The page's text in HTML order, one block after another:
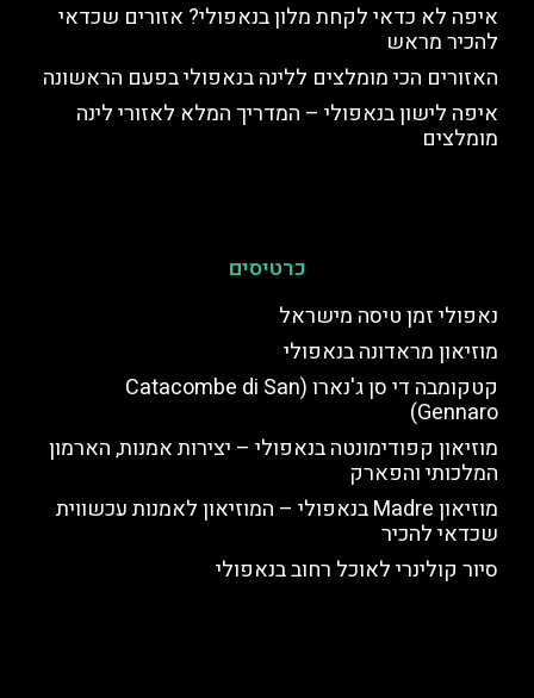
איפה לא כדאי לקחת מלון בנאפולי? אזורים שכדאי
להכיר מראש
האזורים הכי מומלצים ללינה בנאפולי בפעם הראשונה
איפה לישון בנאפולי – המדריך המלא לאזורי לינה
מומלצים
כרטיסים
נאפולי זמן טיסה מישראל
מוזיאון מראדונה בנאפולי
קטקומבה די סן ג'נארו (Catacombe di San
Gennaro)
מוזיאון קפודימונטה בנאפולי – יצירות אמנות, הארמון
המלכותי והפארק
מוזיאון Madre בנאפולי – המוזיאון לאמנות עכשווית
שכדאי להכיר
סיור קולינרי לאוכל רחוב בנאפולי